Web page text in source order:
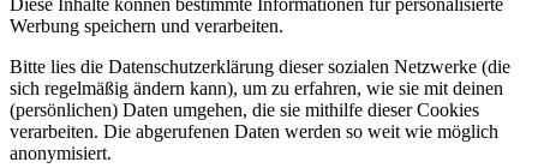
Diese Inhalte können bestimmte Informationen für personalisierte
Werbung speichern und verarbeiten.
Bitte lies die Datenschutzerklärung dieser sozialen Netzwerke (die
sich regelmäßig ändern kann), um zu erfahren, wie sie mit deinen
(persönlichen) Daten umgehen, die sie mithilfe dieser Cookies
verarbeiten. Die abgerufenen Daten werden so weit wie möglich
anonymisiert.